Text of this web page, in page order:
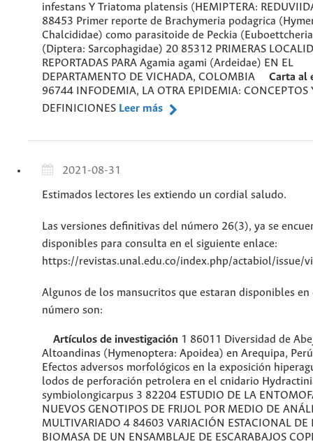
infestans Y Triatoma platensis (HEMIPTERA:
88453 Primer reporte de Brachymeria podagrica
Chalcididae) como parasitoide de Peckia
(Diptera: Sarcophagidae) 20 85312 PRIMERAS
REPORTADAS PARA Agamia agami (Ardeidae) EN EL
DEPARTAMENTO DE VICHADA, COLOMBIA Carta al
96744 INFODEMIA, LA OTRA EPIDEMIA: CONCEPTOS
DEFINICIONES Leer más
2021-08-31
Estimados lectores les extiendo un cordial saludo.
Las versiones definitivas del número 26(3), ya se
disponibles para consulta en el siguiente enlace:
https://revistas.unal.edu.co/index.php/actabiol/issue/
Algunos de los mansucritos que estaran disponibles en
número son:
Artículos de investigación 1 86011 Diversidad de
Altoandinas (Hymenoptera: Apoidea) en Arequipa,
Efectos adversos morfológicos en la exposición
lodos de perforación petrolera en el cnidario
symbiolongicarpus 3 82204 ESTUDIO DE LA
NUEVOS GENOTIPOS DE FRIJOL POR MEDIO DE
MULTIVARIADO 4 84603 VARIACIÓN ESTACIONAL DE
BIOMASA DE UN ENSAMBLAJE DE ESCARABAJOS